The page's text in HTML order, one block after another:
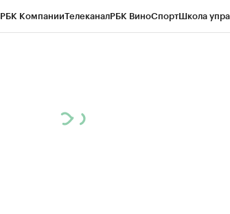
РБК КомпанииТелеканалРБК ВиноСпортШкола